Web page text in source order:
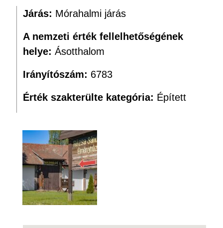
Járás: Mórahalmi járás
A nemzeti érték fellelhetőségének
helye: Ásotthalom
Irányítószám: 6783
Érték szakterülte kategória: Épített